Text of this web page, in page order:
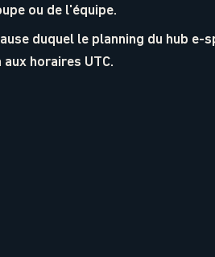
ou de l'équipe.
duquel le planning du hub
horaires UTC.